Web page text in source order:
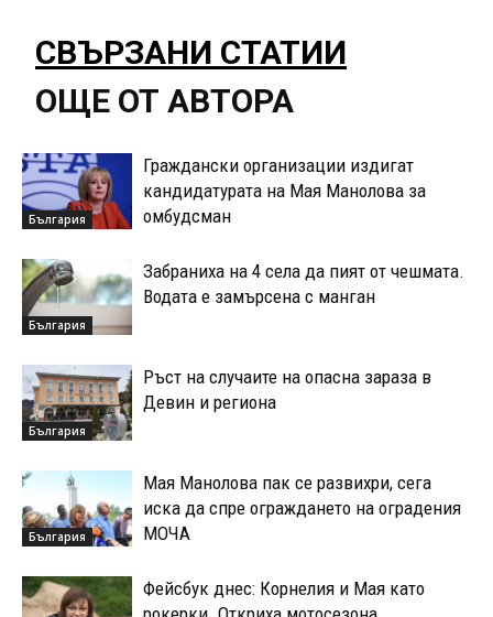
СВЪРЗАНИ СТАТИИ
ОЩЕ ОТ АВТОРА
България
Граждански организации издигат
кандидатурата на Мая Манолова за
омбудсман
България
Забраниха на 4 села да пият от чешмата.
Водата е замърсена с манган
България
Ръст на случаите на опасна зараза в
Девин и региона
България
Мая Манолова пак се развихри, сега
иска да спре ограждането на оградения
МОЧА
Фейсбук днес: Корнелия и Мая като